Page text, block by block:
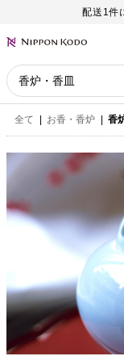
配送1件
全て お香・香炉 香